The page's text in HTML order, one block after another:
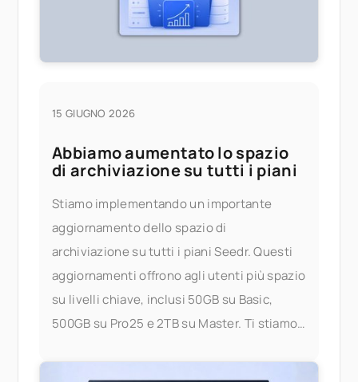
15 GIUGNO 2026
Abbiamo aumentato lo spazio
di archiviazione su tutti i piani
Stiamo implementando un importante
aggiornamento dello spazio di
archiviazione su tutti i piani Seedr. Questi
aggiornamenti offrono agli utenti più spazio
su livelli chiave, inclusi 50GB su Basic,
500GB su Pro25 e 2TB su Master. Ti stiamo